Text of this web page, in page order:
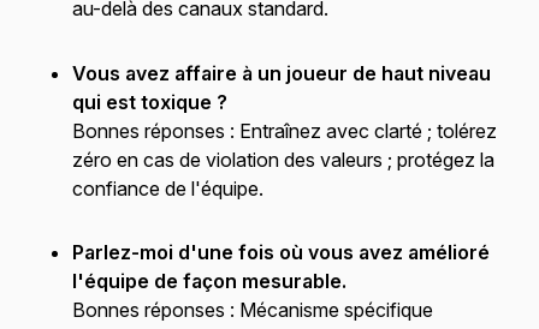
au-delà des canaux standard.
Vous avez affaire à un joueur de haut niveau
qui est toxique ?
Bonnes réponses : Entraînez avec clarté ; tolérez
zéro en cas de violation des valeurs ; protégez la
confiance de l'équipe.
Parlez-moi d'une fois où vous avez amélioré
l'équipe de façon mesurable.
Bonnes réponses : Mécanisme spécifique